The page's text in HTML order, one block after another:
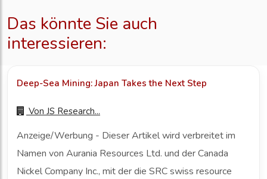
Das könnte Sie auch
interessieren:
Deep-Sea Mining: Japan Takes the Next Step
Von JS Research...
Anzeige/Werbung - Dieser Artikel wird verbreitet im
Namen von Aurania Resources Ltd. und der Canada
Nickel Company Inc., mit der die SRC swiss resource